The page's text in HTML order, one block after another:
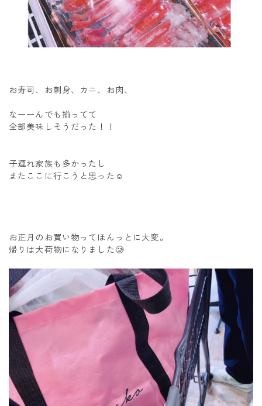
お寿司、お刺身、カニ、お肉、
なーーんでも揃ってて
全部美味しそうだった！！
子連れ家族も多かったし
またここに行こうと思った☺️
お正月のお買い物ってほんっとに大変。
帰りは大荷物になりました🥲